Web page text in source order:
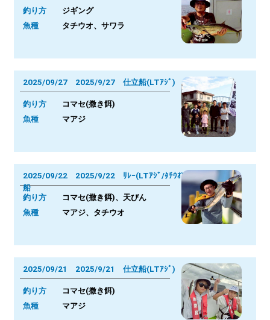
釣り方 ジギング
魚種 タチウオ、サワラ
2025/09/27 2025/9/27 仕立船(LTｱｼﾞ)
釣り方
コマセ(撒き餌)
魚種 マアジ
2025/09/22 2025/9/22 ﾘﾚｰ(LTｱｼﾞ/ﾀﾁｳｵ)
船
釣り方
コマセ(撒き餌)、天びん
魚種 マアジ、タチウオ
2025/09/21 2025/9/21 仕立船(LTｱｼﾞ)
釣り方
コマセ(撒き餌)
魚種 マアジ